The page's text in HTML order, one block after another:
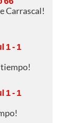
Carrascal!
1 - 1
tiempo!
1 - 1